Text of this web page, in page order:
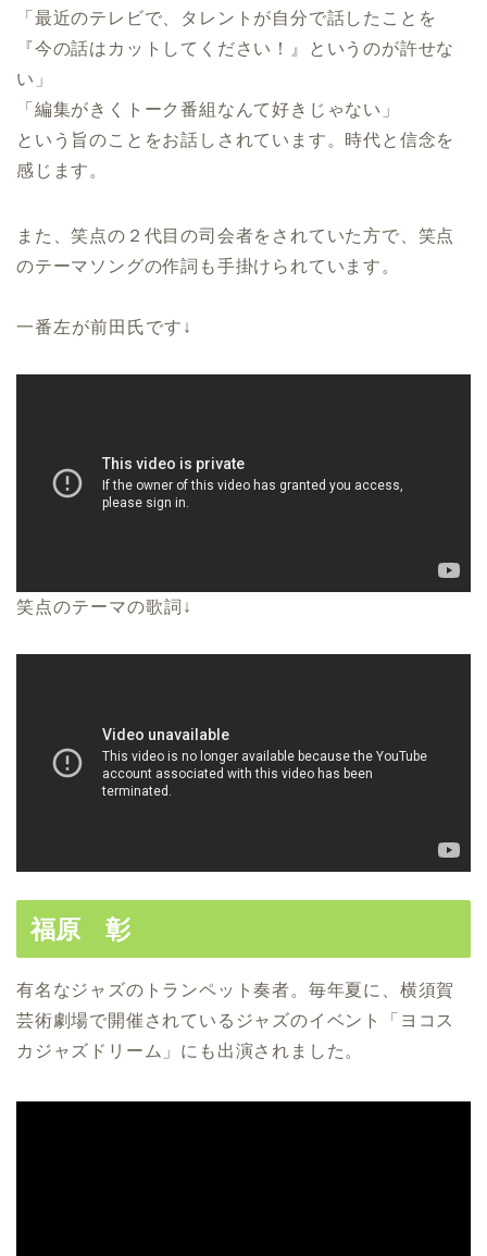
「最近のテレビで、タレントが自分で話したことを
『今の話はカットしてください！』というのが許せな
い」
「編集がきくトーク番組なんて好きじゃない」
という旨のことをお話しされています。時代と信念を
感じます。
また、笑点の２代目の司会者をされていた方で、笑点
のテーマソングの作詞も手掛けられています。
一番左が前田氏です↓
笑点のテーマの歌詞↓
福原 彰
有名なジャズのトランペット奏者。毎年夏に、横須賀
芸術劇場で開催されているジャズのイベント「ヨコス
カジャズドリーム」にも出演されました。